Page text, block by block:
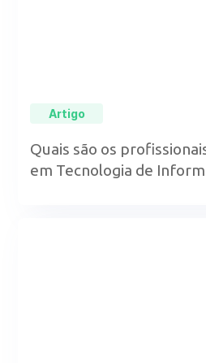
Artigo
Quais são os
em Tecnologia de